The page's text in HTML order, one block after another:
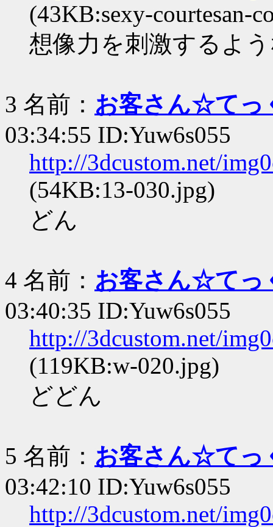
(43KB:sexy-courtesan-
想像力を刺激するよ
3 名前： お客さん☆てっ
03:34:55 ID:Yuw6s055
http://3dcustom.net/
(54KB:13-030.jpg)
どん
4 名前： お客さん☆てっ
03:40:35 ID:Yuw6s055
http://3dcustom.net/
(119KB:w-020.jpg)
どどん
5 名前： お客さん☆てっ
03:42:10 ID:Yuw6s055
http://3dcustom.net/